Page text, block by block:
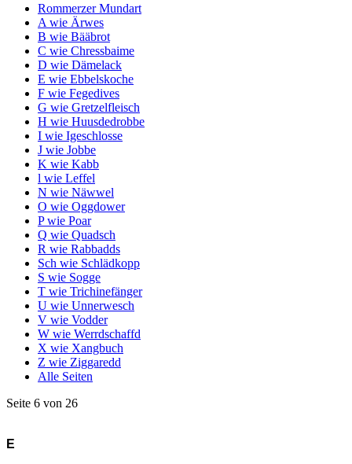
Rommerzer Mundart
A wie Ärwes
B wie Bääbrot
C wie Chressbaime
D wie Dämelack
E wie Ebbelskoche
F wie Fegedives
G wie Gretzelfleisch
H wie Huusdedrobbe
I wie Igeschlosse
J wie Jobbe
K wie Kabb
l wie Leffel
N wie Näwwel
O wie Oggdower
P wie Poar
Q wie Quadsch
R wie Rabbadds
Sch wie Schlädkopp
S wie Sogge
T wie Trichinefänger
U wie Unnerwesch
V wie Vodder
W wie Werrdschaffd
X wie Xangbuch
Z wie Ziggaredd
Alle Seiten
Seite 6 von 26
E